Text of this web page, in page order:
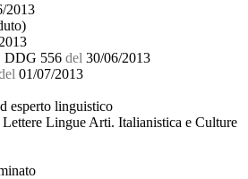
2013
DDG 556 del 30/06/2013
01/07/2013
esperto linguistico
Lingue Arti. Italianistica e Culture